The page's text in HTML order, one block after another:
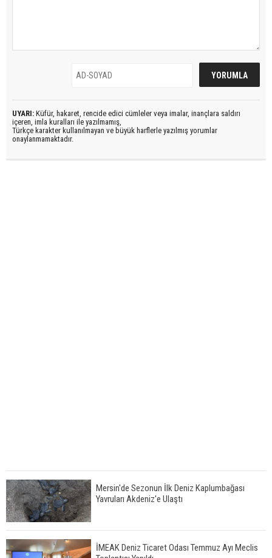
UYARI: Küfür, hakaret, rencide edici cümleler veya imalar, inançlara saldırı
içeren, imla kuralları ile yazılmamış,
Türkçe karakter kullanılmayan ve büyük harflerle yazılmış yorumlar
onaylanmamaktadır.
Mersin'de Sezonun İlk Deniz Kaplumbağası
Yavruları Akdeniz'e Ulaştı
İMEAK Deniz Ticaret Odası Temmuz Ayı Meclis